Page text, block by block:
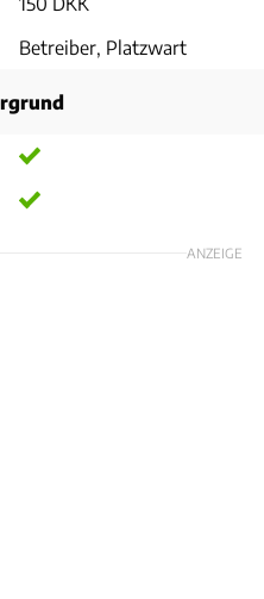
Betreiber, Platzwart
ANZEIGE